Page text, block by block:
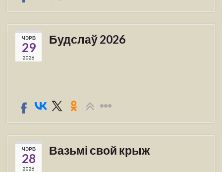
ЧЭРВ
29
2026
Будслаў 2026
ЧЭРВ
28
2026
Вазьмі свой крыж